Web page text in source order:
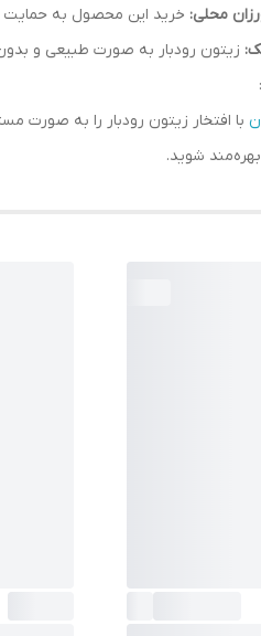
محلی: خرید این محصول به حمایت
زیتون رودبار به صورت طبیعی و
با افتخار زیتون رودبار را به صورت
شوید.